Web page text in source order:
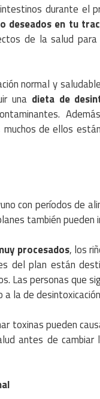
durante el
deseados en tu
de la salud
normal y
una dieta de
de ellos
con períodos de
también pueden
procesados, los
del plan están
Las personas que
a la de
toxinas pueden
antes de